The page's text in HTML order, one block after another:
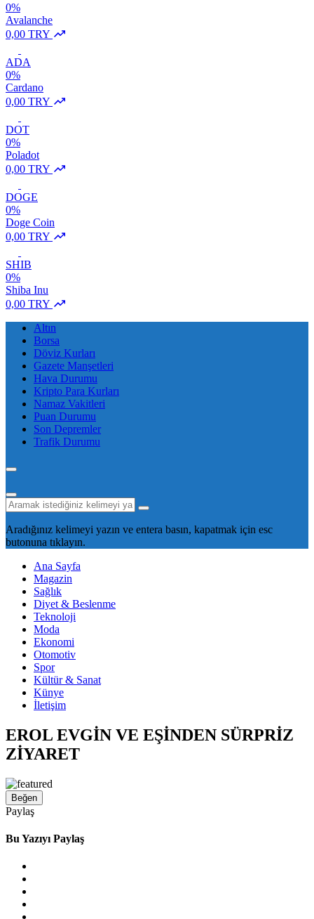
0%
Avalanche
0,00 TRY
ADA
0%
Cardano
0,00 TRY
DOT
0%
Poladot
0,00 TRY
DOGE
0%
Doge Coin
0,00 TRY
SHIB
0%
Shiba Inu
0,00 TRY
Altın
Borsa
Döviz Kurları
Gazete Manşetleri
Hava Durumu
Kripto Para Kurları
Namaz Vakitleri
Puan Durumu
Son Depremler
Trafik Durumu
Aradığınız kelimeyi yazın ve entera basın, kapatmak için esc
butonuna tıklayın.
Ana Sayfa
Magazin
Sağlık
Diyet & Beslenme
Teknoloji
Moda
Ekonomi
Otomotiv
Spor
Kültür & Sanat
Künye
İletişim
EROL EVGİN VE EŞİNDEN SÜRPRİZ
ZİYARET
Beğen
Paylaş
Bu Yazıyı Paylaş